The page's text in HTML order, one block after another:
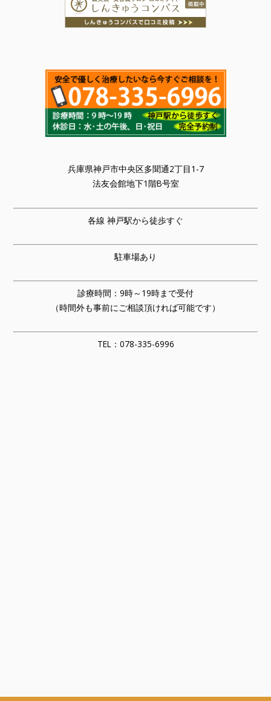
兵庫県神戸市中央区多聞通2丁目1-7
法友会館地下1階B号室
各線 神戸駅から徒歩すぐ
駐車場あり
診療時間：9時～19時まで受付
（時間外も事前にご相談頂ければ可能です）
TEL：078-335-6996